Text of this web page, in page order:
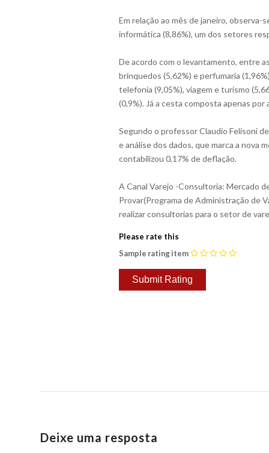
Em relação ao mês de janeiro,
informática (8,86%), um dos setores
De acordo com o levantamento, entre
brinquedos (5,62%) e perfumaria
telefonia (9,05%), viagem e turismo
(0,9%). Já a cesta composta apenas
Segundo o professor Claudio Felisoni
e análise dos dados, que marca a nova
contabilizou 0,17% de deflação.
A Canal Varejo -Consultoria: Mercado
Provar(Programa de Administração de
realizar consultorias para o setor de
Please rate this
Sample rating item
Deixe uma resposta